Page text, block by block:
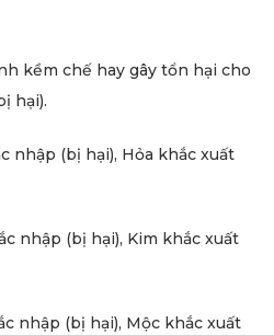
kềm chế hay gây tổn hại cho
hại).
nhập (bị hại), Hỏa khắc xuất
nhập (bị hại), Kim khắc xuất
nhập (bị hại), Mộc khắc xuất